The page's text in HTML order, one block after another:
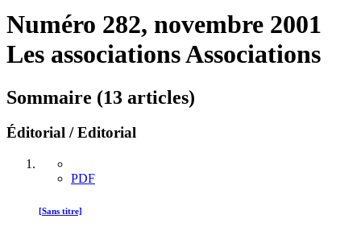
Numéro 282, novembre 2001
Les associationsAssociations
Sommaire (13 articles)
Éditorial / Editorial
PDF
[Sans titre]